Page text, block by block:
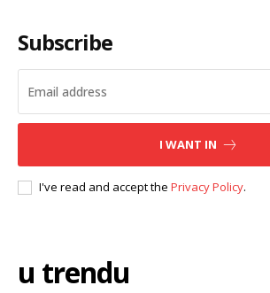
Subscribe
I WANT IN
I've read and accept the Privacy Policy.
u trendu